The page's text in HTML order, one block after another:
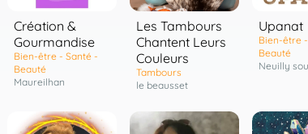
Création &
Gourmandise
Bien-être - Santé -
Beauté
Maureilhan
Les Tambours
Chantent Leurs
Couleurs
Tambours
le beausset
Upanat
Bien-être
Beauté
Neuilly